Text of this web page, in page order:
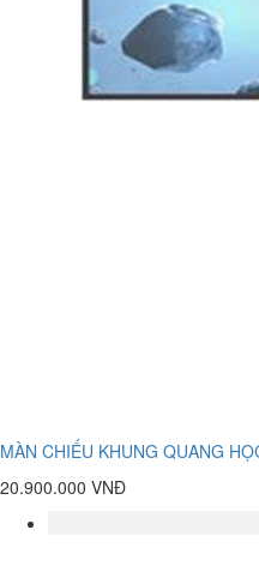
MÀN CHIẾU KHUNG QUANG
20.900.000 VNĐ